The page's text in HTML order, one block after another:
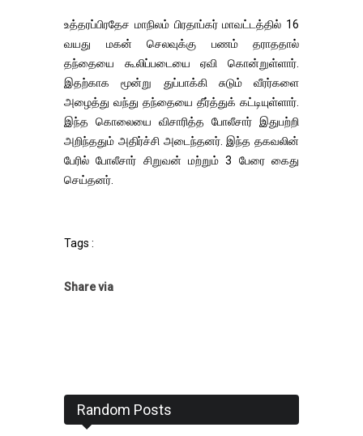
உத்தரப்பிரதேச மாநிலம் பிரதாப்கர் மாவட்டத்தில் 16
வயது மகன் செலவுக்கு பணம் தராததால்
தந்தையை கூலிப்படையை ஏவி கொன்றுள்ளார்.
இதற்காக மூன்று துப்பாக்கி சுடும் வீரர்களை
அழைத்து வந்து தந்தையை தீர்த்துக் கட்டியுள்ளார்.
இந்த கொலையை விசாரித்த போலீசார் இதுபற்றி
அறிந்ததும் அதிர்ச்சி அடைந்தனர். இந்த தகவலின்
பேரில் போலீசார் சிறுவன் மற்றும் 3 பேரை கைது
செய்தனர்.
Tags :
Share via
Random Posts